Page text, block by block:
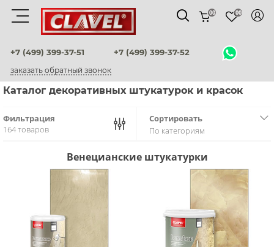
+7 (499) 399-37-51 +7 (499) 399-37-52
заказать обратный звонок
00 00
Материалы
штукатурки венецианские
фактурные штукатурки
флоки
мультиколорные краски
Каталог декоративных штукатурок и красок
Фильтрация
164 товаров
Сортировать
По категориям
Венецианские штукатурки